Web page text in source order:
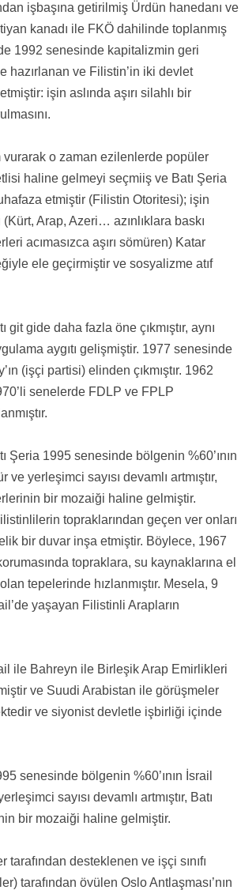
işbaşına getirilmiş Ürdün hanedanı ve
kanadı ile FKÖ dahilinde toplanmış
1992 senesinde kapitalizmin geri
ve Filistin’in iki devlet
işin aslında aşırı silahlı bir
vurarak o zaman ezilenlerde popüler
haline gelmeyi seçmiiş ve Batı Şeria
etmiştir (Filistin Otoritesi); işin
Arap, Azeri… azınlıklara baskı
acımasızca aşırı sömüren) Katar
ele geçirmiştir ve sosyalizme atıf
gide daha fazla öne çıkmıştır, aynı
aygıtı gelişmiştir. 1977 senesinde
(işçi partisi) elinden çıkmıştır. 1962
senelerde FDLP ve FPLP
Şeria 1995 senesinde bölgenin %60’ının
yerleşimci sayısı devamlı artmıştır,
bir mozaiği haline gelmiştir.
topraklarından geçen ver onları
bir duvar inşa etmiştir. Böylece, 1967
topraklara, su kaynaklarına el
tepelerinde hızlanmıştır. Mesela, 9
yaşayan Filistinli Arapların
ile Bahreyn ile Birleşik Arap Emirlikleri
ve Suudi Arabistan ile görüşmeler
ve siyonist devletle işbirliği içinde
senesinde bölgenin %60’ının İsrail
sayısı devamlı artmıştır, Batı
bir mozaiği haline gelmiştir.
desteklenen ve işçi sınıfı
tarafından övülen Oslo Antlaşması’nın